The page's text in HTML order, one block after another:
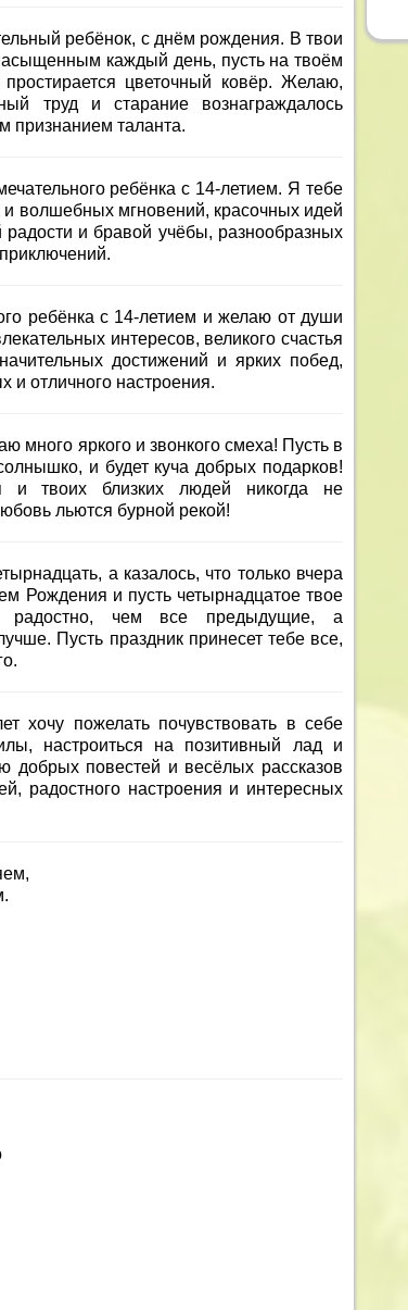
ребёнок, с днём рождения. В твои
каждый день, пусть на твоём
цветочный ковёр. Желаю,
труд и старание вознаграждалось
признанием таланта.
ребёнка с 14-летием. Я тебе
и волшебных мгновений, красочных идей
и бравой учёбы, разнообразных
ребёнка с 14-летием и желаю от души
интересов, великого счастья
достижений и ярких побед,
и отличного настроения.
много яркого и звонкого смеха! Пусть в
и будет куча добрых подарков!
и твоих близких людей никогда не
льются бурной рекой!
а казалось, что только вчера
Рождения и пусть четырнадцатое твое
радостно, чем все предыдущие, а
Пусть праздник принесет тебе все,
хочу пожелать почувствовать в себе
настроиться на позитивный лад и
добрых повестей и весёлых рассказов
радостного настроения и интересных